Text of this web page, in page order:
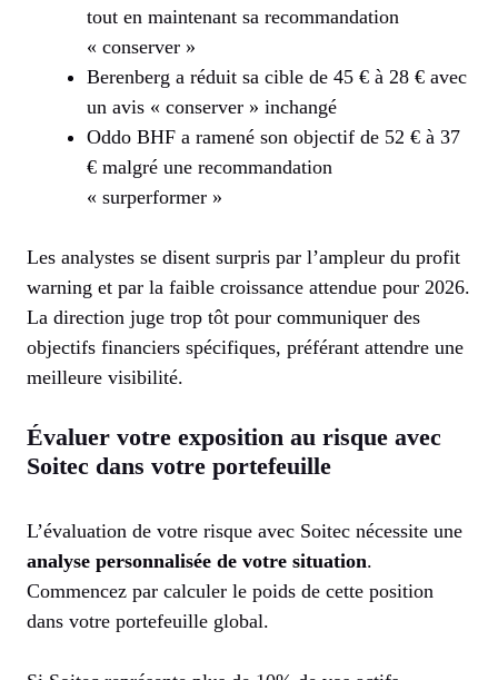
tout en maintenant sa recommandation
« conserver »
Berenberg a réduit sa cible de 45 € à 28 € avec
un avis « conserver » inchangé
Oddo BHF a ramené son objectif de 52 € à 37
€ malgré une recommandation
« surperformer »
Les analystes se disent surpris par l’ampleur du profit
warning et par la faible croissance attendue pour 2026.
La direction juge trop tôt pour communiquer des
objectifs financiers spécifiques, préférant attendre une
meilleure visibilité.
Évaluer votre exposition au risque avec
Soitec dans votre portefeuille
L’évaluation de votre risque avec Soitec nécessite une
analyse personnalisée de votre situation.
Commencez par calculer le poids de cette position
dans votre portefeuille global.